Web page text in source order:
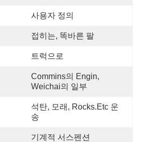
사용자 정의
접히는, 똑바른 팔
트럭으로
Commins의 Engin,
Weichai의 일부
석탄, 모래, Rocks.etc 운
송
기계적 서스펜션